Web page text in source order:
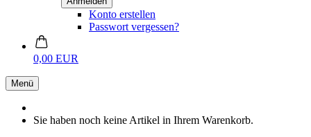
Konto erstellen
Passwort vergessen?
0,00 EUR
Menü
Sie haben noch keine Artikel in Ihrem Warenkorb.